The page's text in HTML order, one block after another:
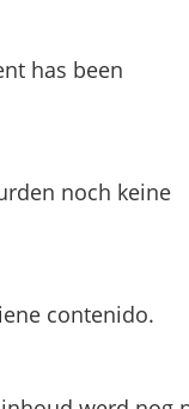
has been
noch keine
contenido.